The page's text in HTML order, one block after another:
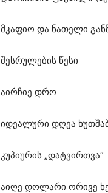
მკაფიო და ნათელი
შესრულების წესი
აირჩიე დრო
იდეალური დღეა
კუპიურის „დატვირთვა“
აიღე დოლარი ორივე